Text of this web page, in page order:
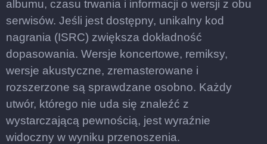
albumu, czasu trwania i informacji o wersji z obu
serwisów. Jeśli jest dostępny, unikalny kod
nagrania (ISRC) zwiększa dokładność
dopasowania. Wersje koncertowe, remiksy,
wersje akustyczne, zremasterowane i
rozszerzone są sprawdzane osobno. Każdy
utwór, którego nie uda się znaleźć z
wystarczającą pewnością, jest wyraźnie
widoczny w wyniku przenoszenia.